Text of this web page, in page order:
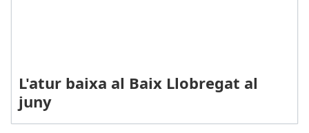
L'atur baixa al Baix Llobregat al
juny